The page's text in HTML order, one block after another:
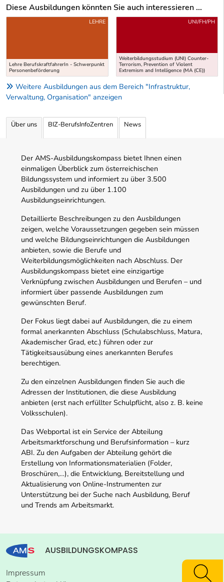
Diese Ausbildungen könnten Sie auch interessieren ...
Uber weitere Ausbildungsvorschläge
Lehre BerufskraftfahrerIn - Schwerpunkt
Personenbeförderung
LEHRE
Weiterbildungsstudium (UNI) Counter-
Terrorism, Prevention of Violent
Extremism and Intelligence (MA (CE))
UNI/FH/PH
Weitere Ausbildungen aus dem Bereich "Infrastruktur,
Verwaltung, Organisation" anzeigen
Über uns BIZ-BerufsInfoZentren News
Der AMS-Ausbildungskompass bietet Ihnen einen
einmaligen Überblick zum österreichischen
Bildungssystem und informiert zu über 3.500
Ausbildungen und zu über 1.100
Ausbildungseinrichtungen.
Detaillierte Beschreibungen zu den Ausbildungen
zeigen, welche Voraussetzungen gegeben sein müssen
und welche Bildungseinrichtungen die Ausbildungen
anbieten, sowie die Berufe und
Weiterbildungsmöglichkeiten nach Abschluss. Der
Ausbildungskompass bietet eine einzigartige
Verknüpfung zwischen Ausbildungen und Berufen – und
informiert über passende Ausbildungen zum
gewünschten Beruf.
Der Fokus liegt dabei auf Ausbildungen, die zu einem
formal anerkannten Abschluss (Schulabschluss, Matura,
Akademischer Grad, etc.) führen oder zur
Tätigkeitsausübung eines anerkannten Berufes
berechtigen.
Zu den einzelnen Ausbildungen finden Sie auch die
Adressen der Institutionen, die diese Ausbildung
anbieten (erst nach erfüllter Schulpflicht, also z. B. keine
Volksschulen).
Das Webportal ist ein Service der Abteilung
Arbeitsmarktforschung und Berufsinformation – kurz
ABI. Zu den Aufgaben der Abteilung gehört die
Erstellung von Informationsmaterialien (Folder,
Broschüren,…), die Entwicklung, Bereitstellung und
Aktualisierung von Online-Instrumenten zur
Unterstützung bei der Suche nach Ausbildung, Beruf
und Trends am Arbeitsmarkt.
AUSBILDUNGSKOMPASS
Impressum